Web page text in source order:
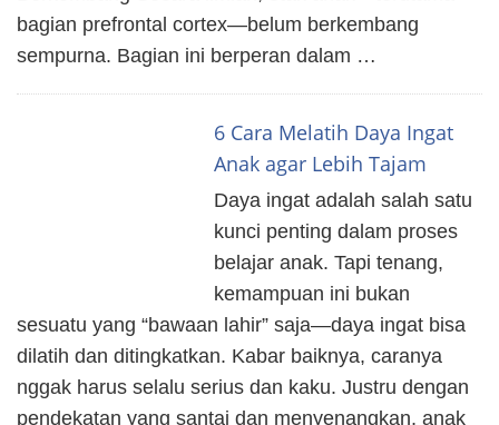
bagian prefrontal cortex—belum berkembang
sempurna. Bagian ini berperan dalam …
6 Cara Melatih Daya Ingat
Anak agar Lebih Tajam
Daya ingat adalah salah satu
kunci penting dalam proses
belajar anak. Tapi tenang,
kemampuan ini bukan
sesuatu yang “bawaan lahir” saja—daya ingat bisa
dilatih dan ditingkatkan. Kabar baiknya, caranya
nggak harus selalu serius dan kaku. Justru dengan
pendekatan yang santai dan menyenangkan, anak